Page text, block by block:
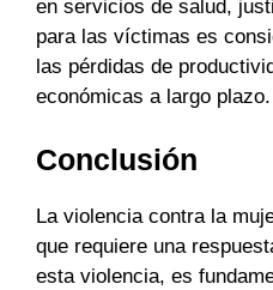
en servicios de salud,
para las víctimas es
las pérdidas de
económicas a largo plazo.
Conclusión
La violencia contra la
que requiere una
esta violencia, es